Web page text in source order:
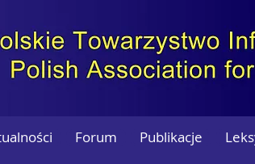
Forum Publikacje